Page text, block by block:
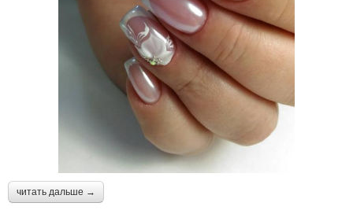
читать дальше →